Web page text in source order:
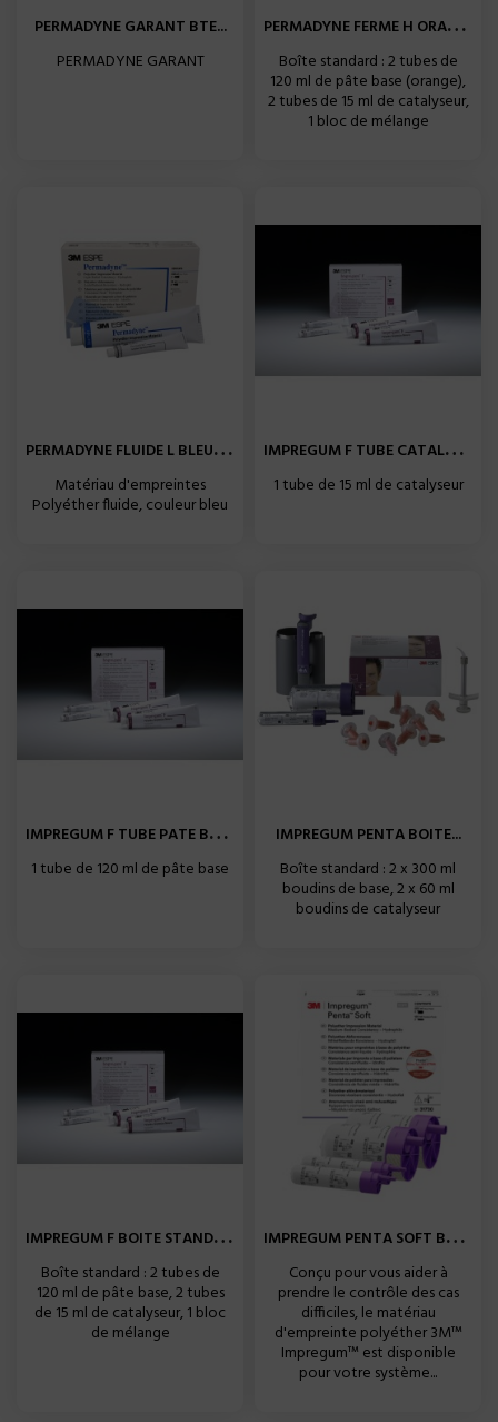
PERMADYNE GARANT BTE...
PERMADYNE GARANT
P
ERMADYNE FERME H ORANGE EN...
Boîte standard : 2 tubes de
120 ml de pâte base (orange),
2 tubes de 15 ml de catalyseur,
1 bloc de mélange
P
ERMADYNE FLUIDE L BLEU EN...
Matériau d'empreintes
Polyéther fluide, couleur bleu
I
MPREGUM F TUBE CATALYSEUR...
1 tube de 15 ml de catalyseur
I
MPREGUM F TUBE PATE BASE...
1 tube de 120 ml de pâte base
IMPREGUM PENTA BOITE...
Boîte standard : 2 x 300 ml
boudins de base, 2 x 60 ml
boudins de catalyseur
I
MPREGUM F BOITE STANDARD...
Boîte standard : 2 tubes de
120 ml de pâte base, 2 tubes
de 15 ml de catalyseur, 1 bloc
de mélange
I
MPREGUM PENTA SOFT BOITE...
Conçu pour vous aider à
prendre le contrôle des cas
difficiles, le matériau
d'empreinte polyéther 3M™
Impregum™ est disponible
pour votre système...